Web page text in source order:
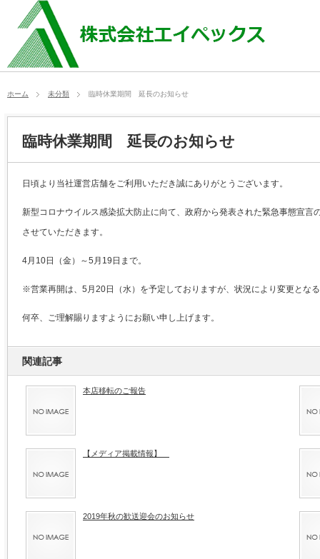
ホーム 未分類 臨時休業期間 延長のお知らせ
臨時休業期間 延長のお知らせ
日頃より当社運営店舗をご利用いただき誠にありがとうございます。
新型コロナウイルス感染拡大防止に向て、政府から発表された緊急事態宣
させていただきます。
4月10日（金）～5月19日まで。
※営業再開は、5月20日（水）を予定しておりますが、状況により変更とな
何卒、ご理解賜りますようにお願い申し上げます。
関連記事
本店移転のご報告
【メディア掲載情報】
2019年秋の歓送迎会のお知らせ